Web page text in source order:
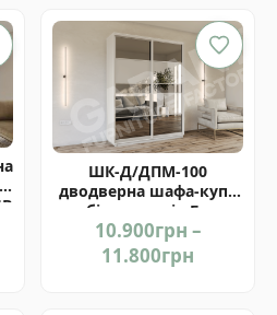
ШК-Д/ДПМ-100
дводверна шафа-купе
комбінована від Гарант
10.900грн –
11.800грн